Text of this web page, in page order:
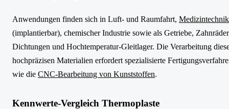
Anwendungen finden sich in Luft- und Raumfahrt, Medizintechnik
(implantierbar), chemischer Industrie sowie als Getriebe,
Dichtungen und Hochtemperatur-Gleitlager. Die Verarbeitung
hochpräzisen Materialien erfordert spezialisierte
wie die CNC-Bearbeitung von Kunststoffen.
Kennwerte-Vergleich Thermoplaste